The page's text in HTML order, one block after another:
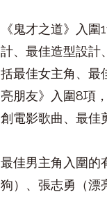
《鬼才之道》入圍
計、最佳造型設計
括最佳女主角、最
亮朋友》入圍8項
創電影歌曲、最佳
最佳男主角入圍的
狗）、張志勇（漂